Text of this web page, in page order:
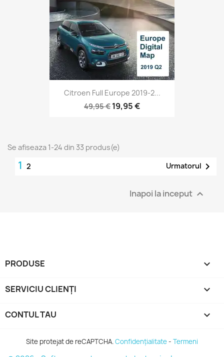
Citroen Full Europe 2019-2...
49,95 € 19,95 €
Se afiseaza 1-24 din 33 produs(e)
1 2 Urmatorul 
Inapoi la inceput 
PRODUSE 
SERVICIU CLIENȚI 
CONTUL TAU 
Site protejat de reCAPTCHA.Confidențialitate- Termeni